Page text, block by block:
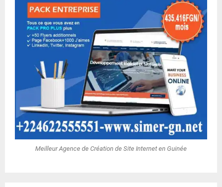
Meilleur Agence de Création de Site Internet en Guinée